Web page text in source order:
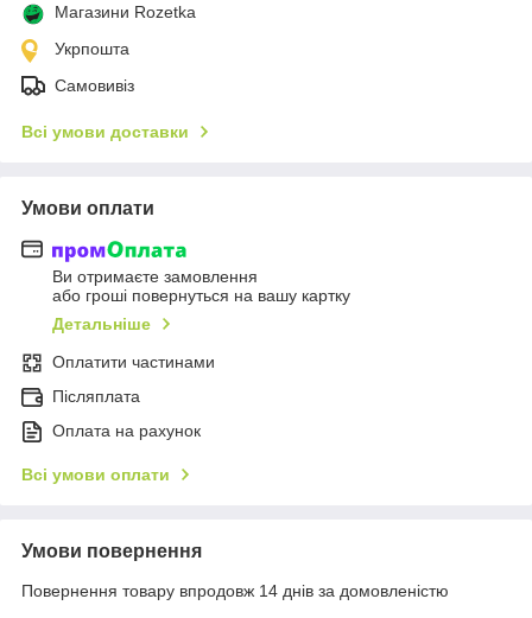
Магазини Rozetka
Укрпошта
Самовивіз
Всі умови доставки
Умови оплати
Ви отримаєте замовлення
або гроші повернуться на вашу картку
Детальніше
Оплатити частинами
Післяплата
Оплата на рахунок
Всі умови оплати
Умови повернення
Повернення товару впродовж 14 днів за домовленістю